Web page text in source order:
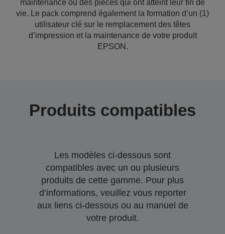
maintenance ou des pièces qui ont atteint leur fin de
vie. Le pack comprend également la formation d’un (1)
utilisateur clé sur le remplacement des têtes
d’impression et la maintenance de votre produit
EPSON.
Produits compatibles
Les modèles ci-dessous sont
compatibles avec un ou plusieurs
produits de cette gamme. Pour plus
d’informations, veuillez vous reporter
aux liens ci-dessous ou au manuel de
votre produit.